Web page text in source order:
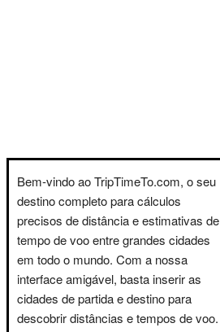
Bem-vindo ao TripTimeTo.com, o seu
destino completo para cálculos
precisos de distância e estimativas de
tempo de voo entre grandes cidades
em todo o mundo. Com a nossa
interface amigável, basta inserir as
cidades de partida e destino para
descobrir distâncias e tempos de voo.